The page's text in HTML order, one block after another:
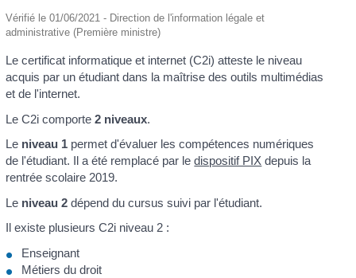
Vérifié le 01/06/2021 - Direction de l'information légale et
administrative (Première ministre)
Le certificat informatique et internet (C2i) atteste le niveau
acquis par un étudiant dans la maîtrise des outils multimédias
et de l'internet.
Le C2i comporte2 niveaux.
Le niveau 1 permet d'évaluer les compétences numériques
de l'étudiant. Il a été remplacé par ledispositif PIX depuis la
rentrée scolaire 2019.
Le niveau 2 dépend du cursus suivi par l'étudiant.
Il existe plusieurs C2i niveau 2 :
Enseignant
Métiers du droit